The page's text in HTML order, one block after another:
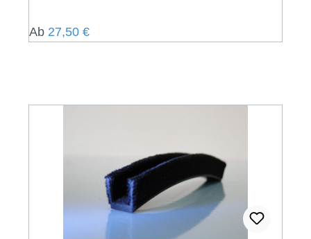
Regulärer Preis:
Ab 27,50 €